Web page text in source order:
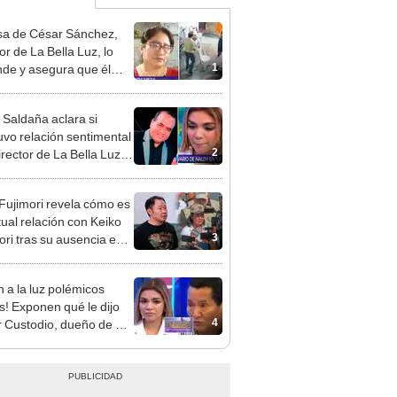
1
de César Sánchez,
de La Bella Luz, lo
y asegura que él
2
Saldaña aclara si
relación sentimental
de La Bella Luz
3
revela cómo es
relación con Keiko
tras su ausencia en
4
a la luz polémicos
Exponen qué le dijo
Custodio, dueño de La